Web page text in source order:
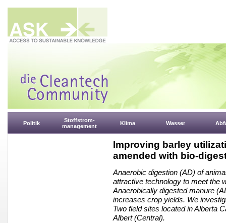
Politik
Stoffstrom-
management
Klima Wasser
Improving barley
amended with bio-
Anaerobic digestion (AD) of
attractive technology to meet the
Anaerobically digested manure
increases crop yields. We
Two field sites located in Alberta
Albert (Central).